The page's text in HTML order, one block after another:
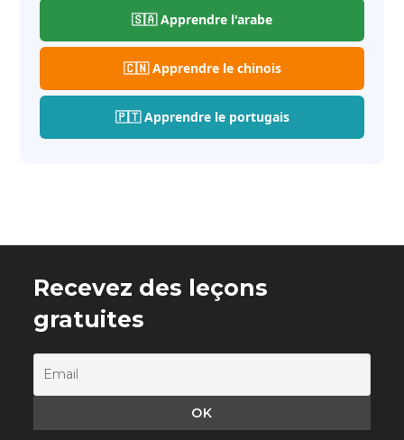
🇸🇦 Apprendre l'arabe
🇨🇳 Apprendre le chinois
🇵🇹 Apprendre le portugais
Recevez des leçons
gratuites